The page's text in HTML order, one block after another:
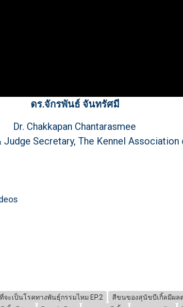
ดร.จักรพันธ์ จันทรัศมี
Dr. Chakkapan Chantarasmee
Judge Secretary, The Kennel Association
ะเป็นโรคทางพันธุ์กรรมไหม EP.2
สีขนของสุนัขบีเกิ้ลมีผลต่